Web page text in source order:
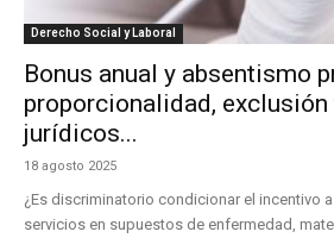
Derecho Social y Laboral
Bonus anual y absentismo
proporcionalidad,
jurídicos...
18 agosto 2025
¿Es discriminatorio condicionar el incentivo
servicios en supuestos de enfermedad,